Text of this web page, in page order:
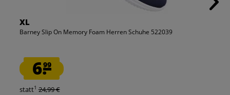
XL
Barney Slip On Memory Foam Herren Schuhe 522039
6.99
statt1 24,99 €